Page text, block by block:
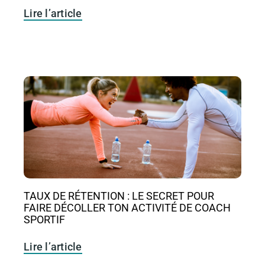
Lire l’article
TAUX DE RÉTENTION : LE SECRET POUR
FAIRE DÉCOLLER TON ACTIVITÉ DE COACH
SPORTIF
Lire l’article